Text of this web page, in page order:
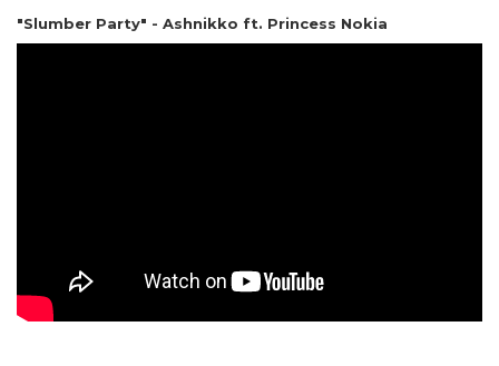
"Slumber Party" - Ashnikko ft. Princess Nokia